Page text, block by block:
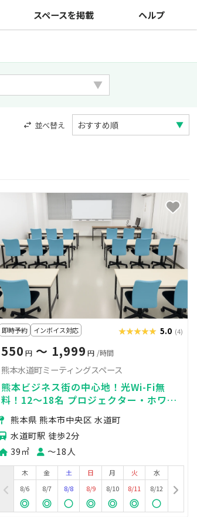
スペースを掲載 ヘルプ
並べ替え
即時予約 インボイス対応 ★★★★★
★★★★★5.0 (4)
550 円〜 1,999 円 /時間
熊本水道町ミーティングスペース
熊本ビジネス街の中心地！光Wi-Fi無
料！12～18名 プロジェクター・ホワイ
トボードなど備品充実！立地が分かりや
すく使いやすい
熊本県 熊本市中央区 水道町
水道町駅 徒歩2分
39㎡
〜18人
木
8/6
金
8/7
土
8/8
日
8/9
月
8/10
火
8/11
水
8/12